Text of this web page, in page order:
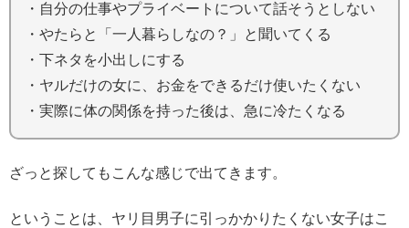
・自分の仕事やプライベートについて話そうとしない
・やたらと「一人暮らしなの？」と聞いてくる
・下ネタを小出しにする
・ヤルだけの女に、お金をできるだけ使いたくない
・実際に体の関係を持った後は、急に冷たくなる
ざっと探してもこんな感じで出てきます。
ということは、ヤリ目男子に引っかかりたくない女子はこ